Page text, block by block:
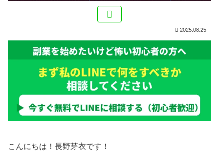
2025.08.25
こんにちは！長野芽衣です！